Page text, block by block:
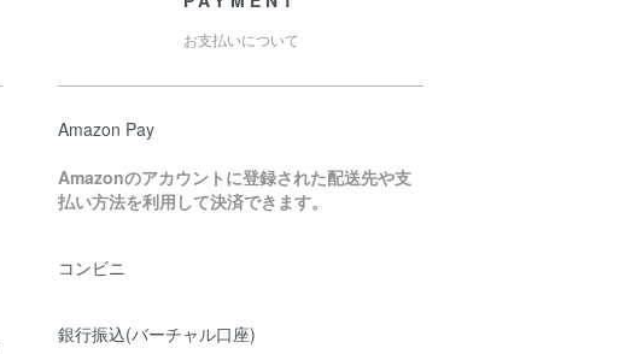
お支払いについて
Amazon Pay
Amazonのアカウントに登録された配送先や支
払い方法を利用して決済できます。
コンビニ
銀行振込(バーチャル口座)